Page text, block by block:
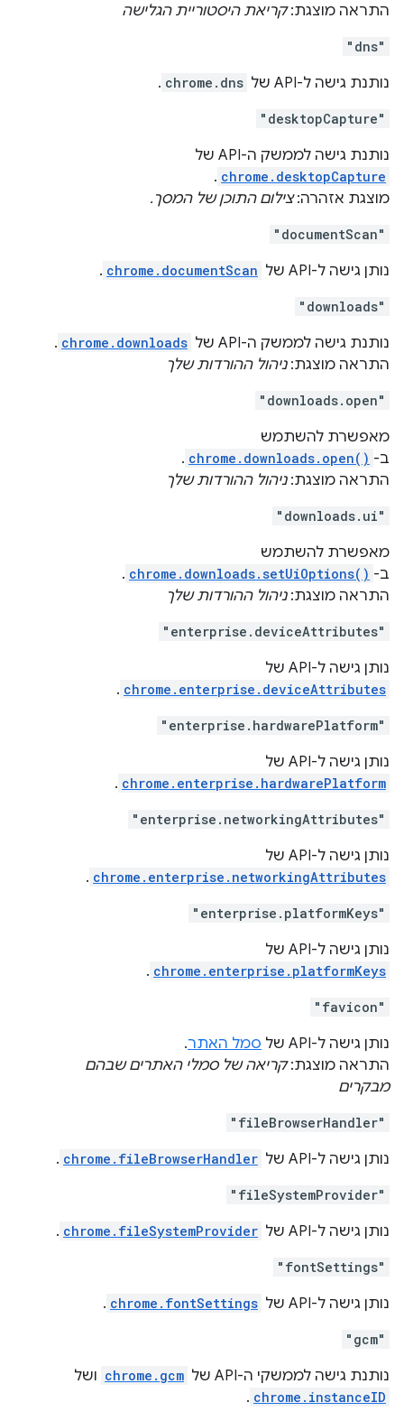
התראה מוצגת:קריאת היסטוריית הגלישה
"dns"
נותנת גישה ל-API של chrome.dns
.
"desktopCapture"
נותנת גישה לממשק ה-API של
chrome.desktopCapture
.
מוצגת אזהרה:צילום התוכן של המסך.
"documentScan"
נותן גישה ל-API של chrome.documentScan
.
"downloads"
נותנת גישה לממשק ה-API של chrome.downloads
.
התראה מוצגת:ניהול ההורדות שלך
"downloads.open"
מאפשרת להשתמש
ב- chrome.downloads.open()
.
התראה מוצגת:ניהול ההורדות שלך
"downloads.ui"
מאפשרת להשתמש
ב- chrome.downloads.setUiOptions()
.
התראה מוצגת:ניהול ההורדות שלך
"enterprise.deviceAttributes"
נותן גישה ל-API של
chrome.enterprise.deviceAttributes
.
"enterprise.hardwarePlatform"
נותן גישה ל-API של
chrome.enterprise.hardwarePlatform
.
"enterprise.networkingAttributes"
נותן גישה ל-API של
chrome.enterprise.networkingAttributes
.
"enterprise.platformKeys"
נותן גישה ל-API של
chrome.enterprise.platformKeys
.
"favicon"
נותן גישה ל-API של סמל האתר.
התראה מוצגת:קריאה של סמלי האתרים שבהם
מבקרים
"fileBrowserHandler"
נותן גישה ל-API של chrome.fileBrowserHandler
.
"fileSystemProvider"
נותן גישה ל-API של chrome.fileSystemProvider
.
"fontSettings"
נותן גישה ל-API של chrome.fontSettings
.
"gcm"
נותנת גישה לממשקי ה-API של chrome.gcm ושל
chrome.instanceID
.